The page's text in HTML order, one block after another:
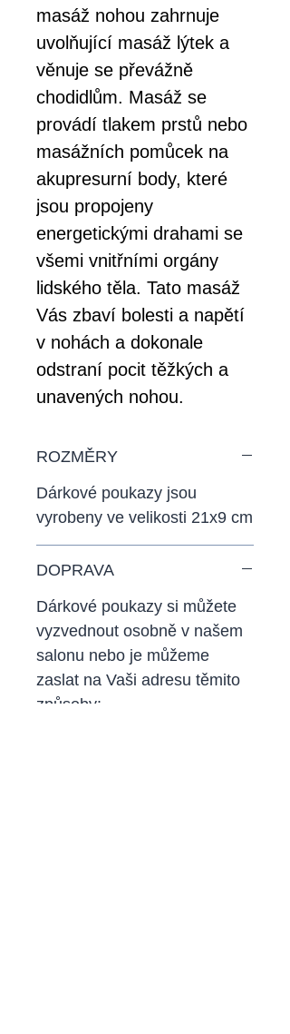
masáž nohou zahrnuje
uvolňující masáž lýtek a
věnuje se převážně
chodidlům. Masáž se
provádí tlakem prstů nebo
masážních pomůcek na
akupresurní body, které
jsou propojeny
energetickými drahami se
všemi vnitřními orgány
lidského těla. Tato masáž
Vás zbaví bolesti a napětí
v nohách a dokonale
odstraní pocit těžkých a
unavených nohou.
ROZMĚRY
Dárkové poukazy jsou
vyrobeny ve velikosti 21x9 cm
DOPRAVA
Dárkové poukazy si můžete
vyzvednout osobně v našem
salonu nebo je můžeme
zaslat na Vaši adresu těmito
způsoby: